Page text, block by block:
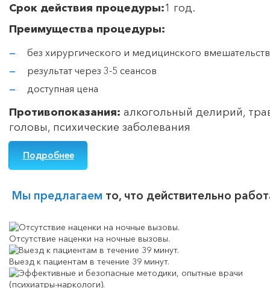
Срок действия процедуры:1 год.
Преимущества процедуры:
без хирургического и медицинского
результат через 3-5 сеансов
доступная цена
Противопоказания: алкогольный делирий,
головы, психические заболевания
Подробнее
Мы предлагаем то, что действительно
Отсутствие наценки на ночные вызовы.
Выезд к пациентам в течение 39 минут.